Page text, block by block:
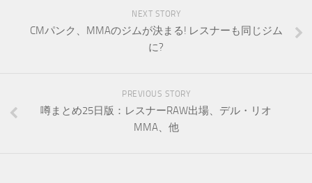
NEXT STORY
CMパンク、MMAのジムが決まる! レスナーも同じジム
に?
PREVIOUS STORY
噂まとめ25日版：レスナーRAW出場、デル・リオ
MMA、他